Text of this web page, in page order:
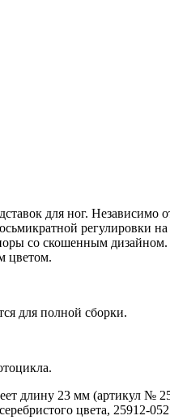
для ног.
регулировки
со скошенным
цветом.
для полной сборки.
длину 23 мм (артикул №
цвета, 25912-